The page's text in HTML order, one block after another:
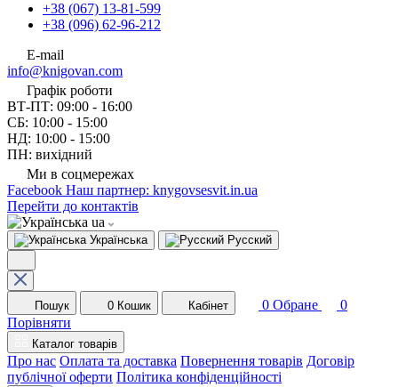
+38 (067) 13-81-599
+38 (096) 62-96-212
E-mail
info@knigovan.com
Графік роботи
ВТ-ПТ: 09:00 - 16:00
СБ: 10:00 - 15:00
НД: 10:00 - 15:00
ПН: вихідний
Ми в соцмережах
Facebook Наш партнер: knygovsesvit.in.ua
Перейти до контактів
ua
Українська Русский
Пошук 0 Кошик Кабінет 0 Обране
0
Порівняти
Каталог товарів
Про нас Оплата та доставка Повернення товарів Договір
публічної оферти Політика конфіденційності